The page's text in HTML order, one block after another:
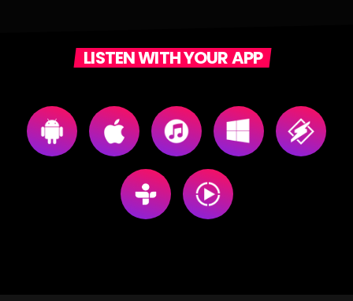
LISTEN WITH YOUR APP